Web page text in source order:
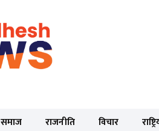
समाज राजनीति विचार